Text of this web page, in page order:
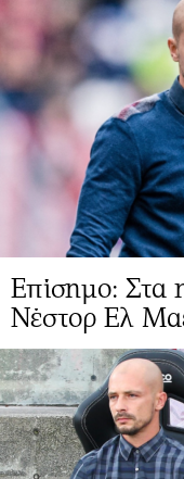
Επίσημο: Στα
Νέστορ Ελ